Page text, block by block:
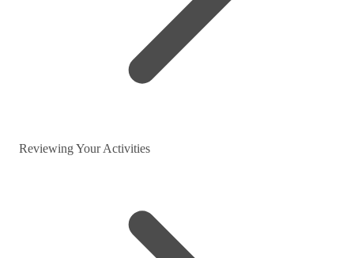
Reviewing Your Activities